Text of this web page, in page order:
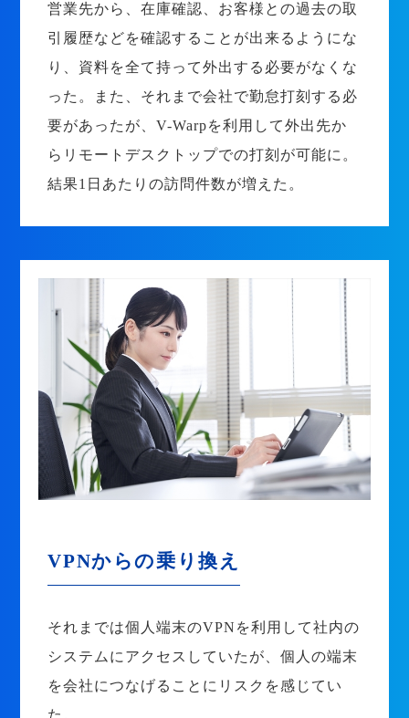
営業先から、在庫確認、お客様との過去の取
引履歴などを確認することが出来るようにな
り、資料を全て持って外出する必要がなくな
った。また、それまで会社で勤怠打刻する必
要があったが、V-Warpを利用して外出先か
らリモートデスクトップでの打刻が可能に。
結果1日あたりの訪問件数が増えた。
VPNからの乗り換え
それまでは個人端末のVPNを利用して社内の
システムにアクセスしていたが、個人の端末
を会社につなげることにリスクを感じてい
た。